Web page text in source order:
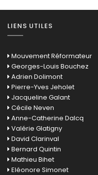
LIENS UTILES
Mouvement Réformateur
Georges-Louis Bouchez
Adrien Dolimont
Pierre-Yves Jeholet
Jacqueline Galant
Cécile Neven
Anne-Catherine Dalcq
Valérie Glatigny
David Clarinval
Bernard Quintin
Mathieu Bihet
Eléonore Simonet